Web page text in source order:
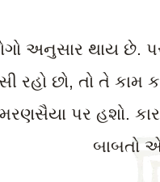
અનુસાર થાય છે.
રહો છો, તો તે કામ
પર હશો.
બાબતો